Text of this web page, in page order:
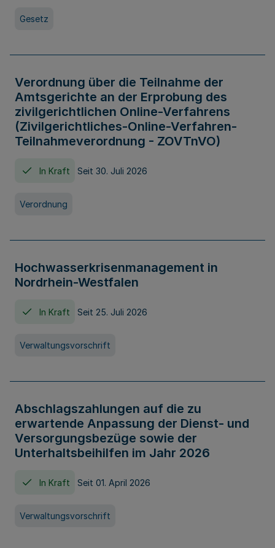
Gesetz
Verordnung über die Teilnahme der
Amtsgerichte an der Erprobung des
zivilgerichtlichen Online-Verfahrens
(Zivilgerichtliches-Online-Verfahren-
Teilnahmeverordnung - ZOVTnVO)
In Kraft Seit 30. Juli 2026
Verordnung
Hochwasserkrisenmanagement in
Nordrhein-Westfalen
In Kraft Seit 25. Juli 2026
Verwaltungsvorschrift
Abschlagszahlungen auf die zu
erwartende Anpassung der Dienst- und
Versorgungsbezüge sowie der
Unterhaltsbeihilfen im Jahr 2026
In Kraft Seit 01. April 2026
Verwaltungsvorschrift